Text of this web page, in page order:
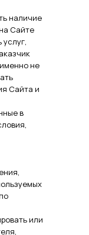
наличие
Сайте
не
Сайта и
в
или